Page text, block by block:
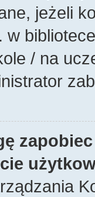
jeżeli
w
/ na